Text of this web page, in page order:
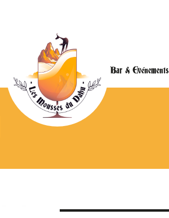
Bar & Evénements